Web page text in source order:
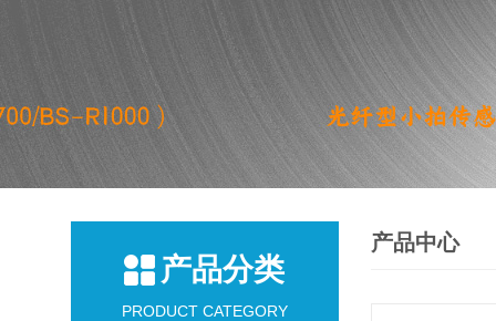
产品分类
PRODUCT CATEGORY
产品中心